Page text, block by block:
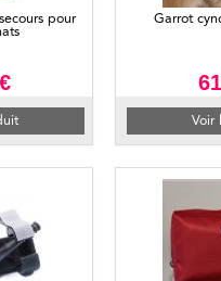
pour
Garrot
Voir